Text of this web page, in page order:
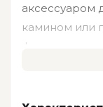
аксессуаром
камином или
и щетки,
большую